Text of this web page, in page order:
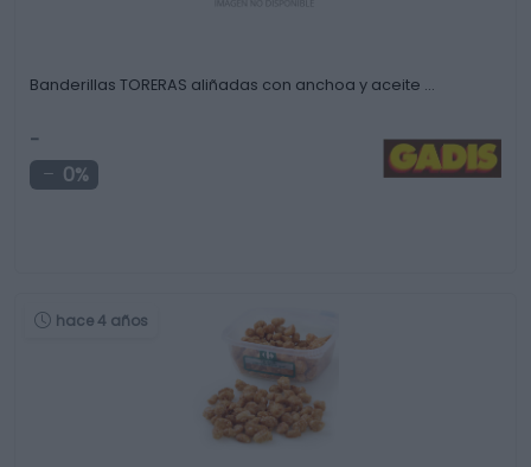
Banderillas TORERAS aliñadas con anchoa y aceite …
-
0%
hace 4 años